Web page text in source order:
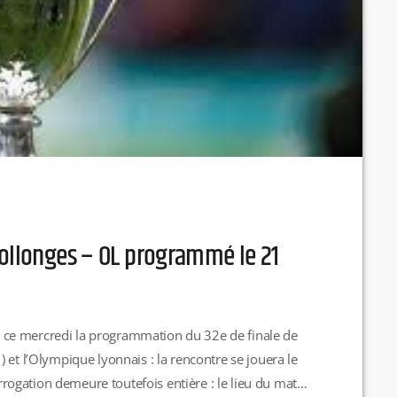
– OL programmé le 21
mercredi la programmation du 32e de finale de
et l’Olympique lyonnais : la rencontre se jouera le
demeure toutefois entière : le lieu du match